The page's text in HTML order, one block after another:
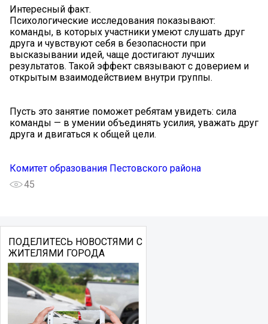
Интересный факт.
Психологические исследования показывают:
команды, в которых участники умеют слушать друг
друга и чувствуют себя в безопасности при
высказывании идей, чаще достигают лучших
результатов. Такой эффект связывают с доверием и
открытым взаимодействием внутри группы.
Пусть это занятие поможет ребятам увидеть: сила
команды — в умении объединять усилия, уважать друг
друга и двигаться к общей цели.
Комитет образования Пестовского района
45
ПОДЕЛИТЕСЬ НОВОСТЯМИ С
ЖИТЕЛЯМИ ГОРОДА